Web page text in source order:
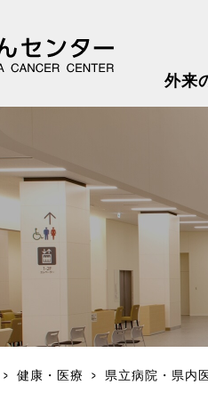
外来
健康・医療 県立病院・県内